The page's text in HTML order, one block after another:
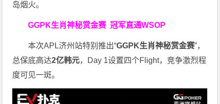
岛烟火。
GGPK生肖神秘赏金赛冠军直通WSOP
本次APL济州站特别推出“GGPK生肖神秘赏金赛”，
总保底高达2亿韩元，Day 1设置四个Flight，竞争激烈程
度可见一斑。